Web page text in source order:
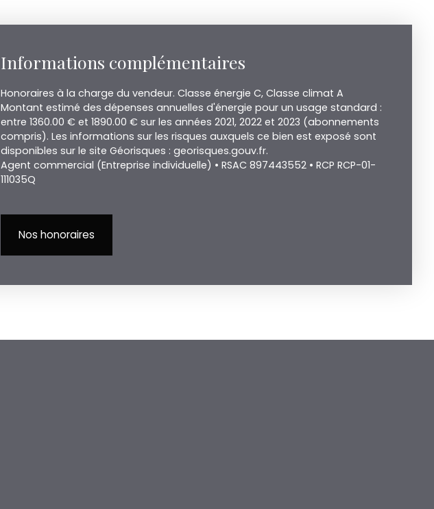
Informations complémentaires
Honoraires à la charge du vendeur. Classe énergie C, Classe climat A
Montant estimé des dépenses annuelles d'énergie pour un usage standard :
entre 1360.00 € et 1890.00 € sur les années 2021, 2022 et 2023 (abonnements
compris). Les informations sur les risques auxquels ce bien est exposé sont
disponibles sur le site Géorisques : georisques.gouv.fr.
Agent commercial (Entreprise individuelle) • RSAC 897443552 • RCP RCP-01-
111035Q
Nos honoraires